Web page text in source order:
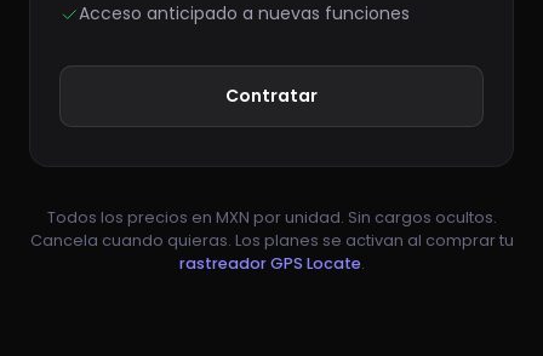
Acceso anticipado a nuevas funciones
Contratar
Todos los precios en MXN por unidad. Sin cargos ocultos.
Cancela cuando quieras. Los planes se activan al comprar tu
rastreador GPS Locate.